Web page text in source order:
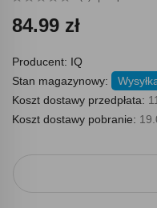
84.99 zł
Producent: IQ
Stan magazynowy:
Koszt dostawy przedpłata:
Koszt dostawy pobranie: